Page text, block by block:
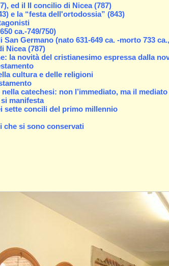
ed il II concilio di Nicea (787)
e la “festa dell'ortodossia” (843)
ca.-749/750)
Germano (nato 631-649 ca. -morto 733
Nicea (787)
la novità del cristianesimo espressa dalla
cultura e delle religioni
catechesi: non l’immediato, ma il mediato
manifesta
sette concili del primo millennio
che si sono conservati